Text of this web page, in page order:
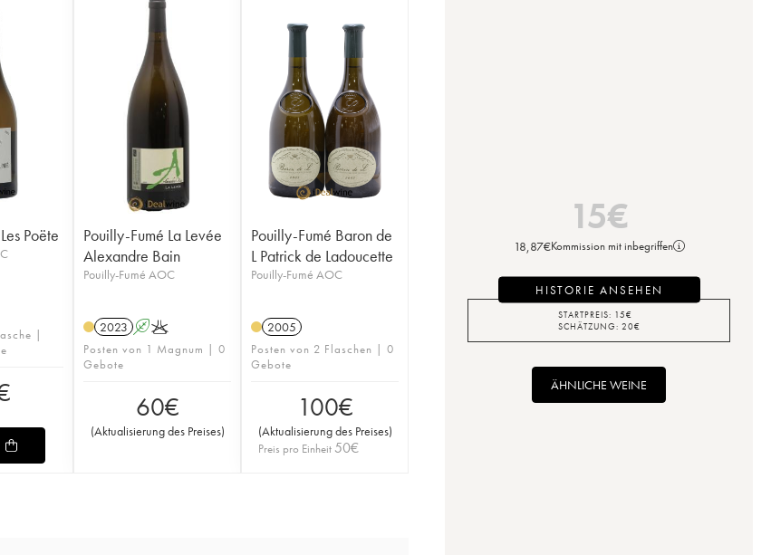
Poëte
|
Pouilly-Fumé La Levée
Alexandre Bain
Pouilly-Fumé AOC
2023 AK
Posten von 1 Magnum | 0
Gebote
60€
(Aktualisierung des Preises)
Pouilly-Fumé Baron de
L Patrick de Ladoucette
Pouilly-Fumé AOC
2005
Posten von 2 Flaschen | 0
Gebote
100€
(Aktualisierung des Preises)
Preis pro Einheit 50€
15€
18,87€Kommission mit inbegriffen
HISTORIE ANSEHEN
STARTPREIS: 15€
SCHÄTZUNG: 20€
ÄHNLICHE WEINE